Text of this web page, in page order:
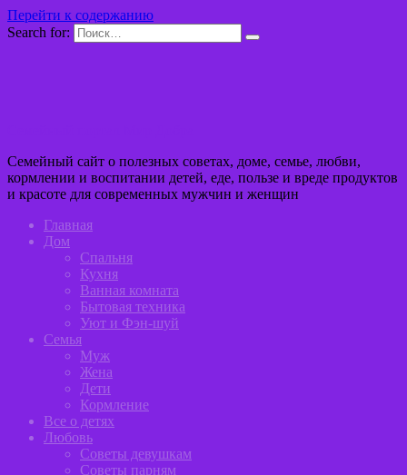
Перейти к содержанию
Search for:
Семейный сайт о полезных советах, доме, семье, любви,
кормлении и воспитании детей, еде, пользе и вреде продуктов
и красоте для современных мужчин и женщин
Главная
Дом
Спальня
Кухня
Ванная комната
Бытовая техника
Уют и Фэн-шуй
Семья
Муж
Жена
Дети
Кормление
Все о детях
Любовь
Советы девушкам
Советы парням